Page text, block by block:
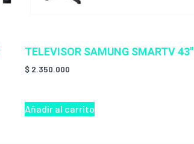
TELEVISOR SAMUNG SMARTV 43″
$ 2.350.000
Añadir al carrito